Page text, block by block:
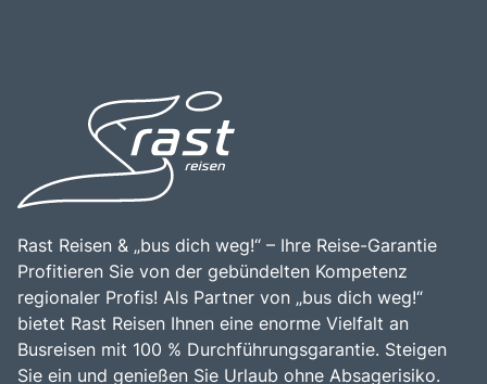
Rast Reisen & „bus dich weg!“ – Ihre Reise-Garantie
Profitieren Sie von der gebündelten Kompetenz
regionaler Profis! Als Partner von „bus dich weg!“
bietet Rast Reisen Ihnen eine enorme Vielfalt an
Busreisen mit 100 % Durchführungsgarantie. Steigen
Sie ein und genießen Sie Urlaub ohne Absagerisiko.